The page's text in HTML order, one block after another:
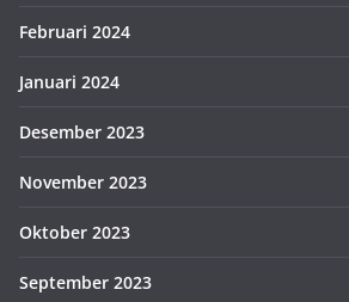
Februari 2024
Januari 2024
Desember 2023
November 2023
Oktober 2023
September 2023